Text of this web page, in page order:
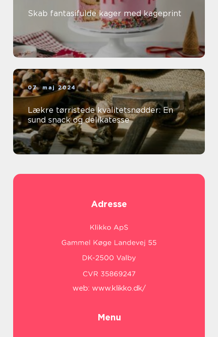
Skab fantasifulde kager med kageprint
07. maj 2024
Lækre tørristede kvalitetsnødder: En
sund snack og delikatesse
Adresse
web: www.klikko.dk/
Menu